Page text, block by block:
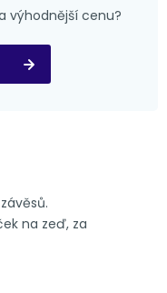
výhodnější cenu?
na zeď, za